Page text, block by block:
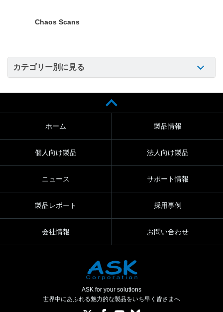
Chaos Scans
カテゴリー別に見る
ホーム 製品情報
個人向け製品 法人向け製品
ニュース サポート情報
製品レポート 採用事例
会社情報 お問い合わせ
ASK for your solutions
世界中にあふれる魅力的な製品をいち早く皆さまへ